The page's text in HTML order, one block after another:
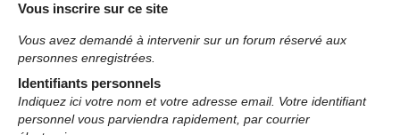
Vous inscrire sur ce site
Vous avez demandé à intervenir sur un forum réservé aux
personnes enregistrées.
Identifiants personnels
Indiquez ici votre nom et votre adresse email. Votre identifiant
personnel vous parviendra rapidement, par courrier